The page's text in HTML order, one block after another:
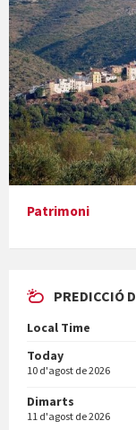
Concerts al
Presentació del
En Bum
Patrimoni
PREDICCIÓ
Local Time
Today
10 d'agost de 2026
Dimarts
11 d'agost de 2026